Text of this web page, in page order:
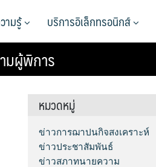
ามรู้ บริการอิเล็กทรอนิกส์
มผู้พิการ
หมวดหมู่
ข่าวการฌาปนกิจสงเคราะห์
ข่าวประชาสัมพันธ์
ข่าวสภาทนายความ